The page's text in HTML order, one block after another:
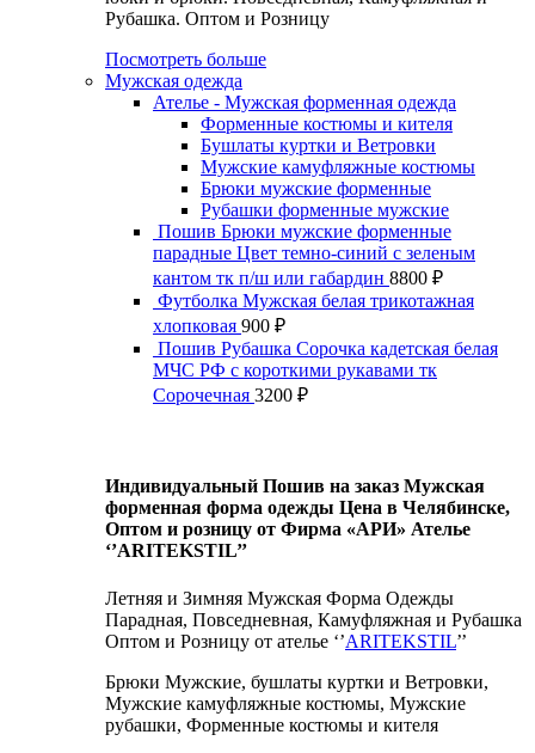
Рубашка. Оптом и Розницу
Посмотреть больше
Мужская одежда
Ателье - Мужская форменная одежда
Форменные костюмы и кителя
Бушлаты куртки и Ветровки
Мужские камуфляжные костюмы
Брюки мужские форменные
Рубашки форменные мужские
Пошив Брюки мужские форменные
парадные Цвет темно-синий с зеленым
кантом тк п/ш или габардин 8800 ₽
Футболка Мужская белая трикотажная
хлопковая 900 ₽
Пошив Рубашка Сорочка кадетская белая
МЧС РФ с короткими рукавами тк
Сорочечная 3200 ₽
Индивидуальный Пошив на заказ Мужская
форменная форма одежды Цена в Челябинске,
Оптом и розницу от Фирма «АРИ» Ателье
‘’ARITEKSTIL’’
Летняя и Зимняя Мужская Форма Одежды
Парадная, Повседневная, Камуфляжная и Рубашка
Оптом и Розницу от ателье ‘’ARITEKSTIL’’
Брюки Мужские, бушлаты куртки и Ветровки,
Мужские камуфляжные костюмы, Мужские
рубашки, Форменные костюмы и кителя